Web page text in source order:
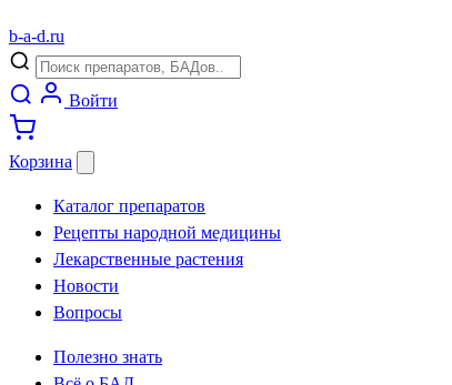
b-a-d.ru
Войти
Корзина
Каталог препаратов
Рецепты народной медицины
Лекарственные растения
Новости
Вопросы
Полезно знать